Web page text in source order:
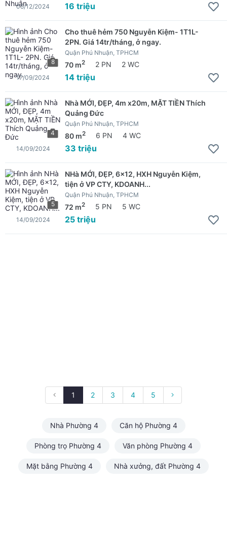
16 triệu
05/12/2024
8
Cho thuê hẻm 750 Nguyễn Kiệm- 1T1L-
2PN. Giá 14tr/tháng, ở ngay.
Quận Phú Nhuận, TPHCM
70 m2 2 PN 2 WC
14 triệu
17/09/2024
4
Nhà MỚI, ĐẸP, 4m x20m, MẶT TIỀN Thích
Quảng Đức
Quận Phú Nhuận, TPHCM
80 m2 6 PN 4 WC
33 triệu
14/09/2024
5
NHà MỚI, ĐẸP, 6x12, HXH Nguyễn Kiệm,
tiện ở VP CTY, KDOANH...
Quận Phú Nhuận, TPHCM
72 m2 5 PN 5 WC
25 triệu
14/09/2024
1 2 3 4 5
Nhà Phường 4 Căn hộ Phường 4
Phòng trọ Phường 4 Văn phòng Phường 4
Mặt bằng Phường 4 Nhà xưởng, đất Phường 4